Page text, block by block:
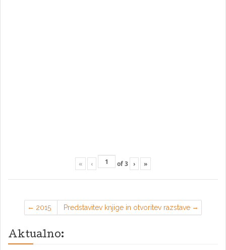
« ‹ of3 › »
2015 Predstavitev knjige in otvoritev razstave
Aktualno: